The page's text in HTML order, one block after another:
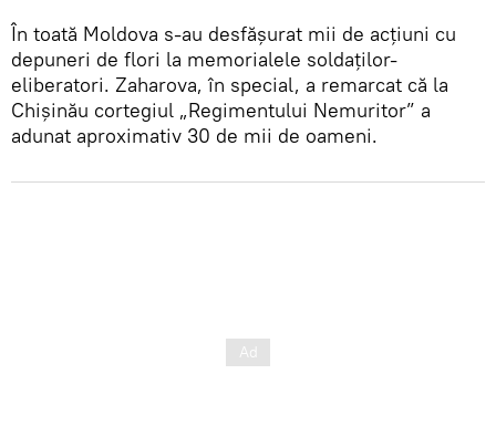
În toată Moldova s-au desfășurat mii de acțiuni cu
depuneri de flori la memorialele soldaților-
eliberatori. Zaharova, în special, a remarcat că la
Chișinău cortegiul „Regimentului Nemuritor” a
adunat aproximativ 30 de mii de oameni.